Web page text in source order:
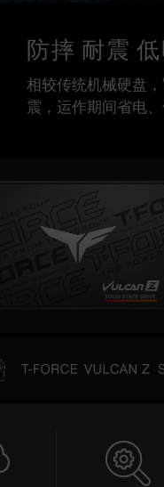
防摔 耐震
相较传统机械硬盘
震，运作期间省电